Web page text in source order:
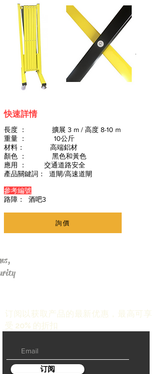
快速詳情
詢價
長度 ： 擴展 3 m / 高度 8-10 m
重量 ： 10公斤
材料： 高端鋁材
顏色 ： 黑色和黃色
應用 ： 交通道路安全
產品關鍵詞： 道閘/高速道閘
參考編號
路障： 酒吧3
订阅以获取产品的最新优惠，最高可享
受 20% 的折扣
订阅